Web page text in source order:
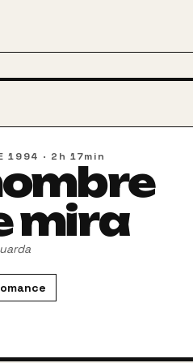
1994 · 2h 17min
mira